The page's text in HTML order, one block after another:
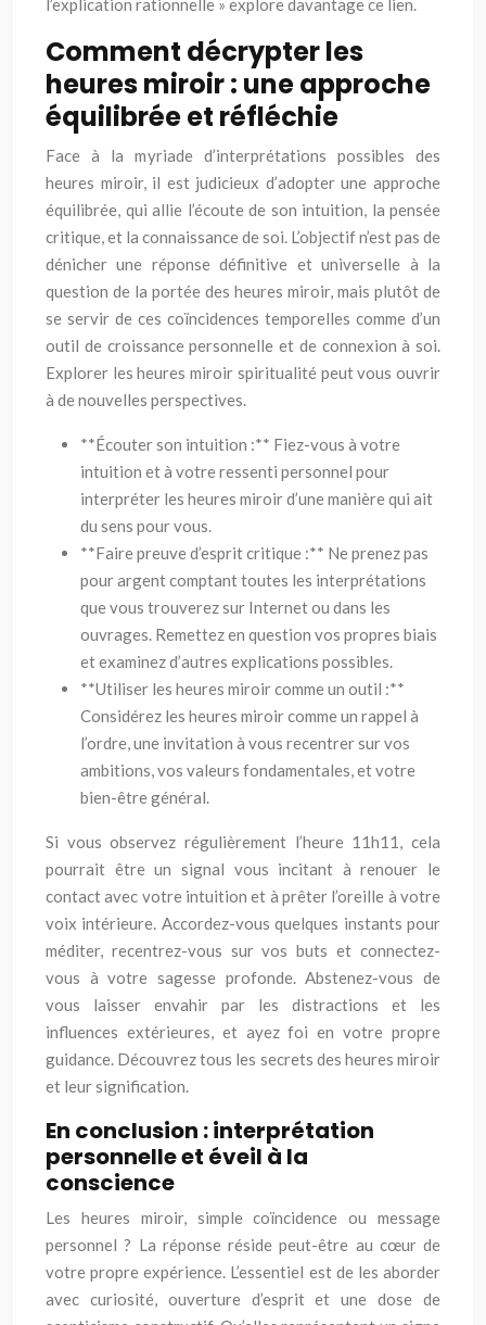
l’explication rationnelle » explore davantage ce lien.
Comment décrypter les
heures miroir : une approche
équilibrée et réfléchie
Face à la myriade d’interprétations possibles des
heures miroir, il est judicieux d’adopter une approche
équilibrée, qui allie l’écoute de son intuition, la pensée
critique, et la connaissance de soi. L’objectif n’est pas de
dénicher une réponse définitive et universelle à la
question de la portée des heures miroir, mais plutôt de
se servir de ces coïncidences temporelles comme d’un
outil de croissance personnelle et de connexion à soi.
Explorer les heures miroir spiritualité peut vous ouvrir
à de nouvelles perspectives.
**Écouter son intuition :** Fiez-vous à votre
intuition et à votre ressenti personnel pour
interpréter les heures miroir d’une manière qui ait
du sens pour vous.
**Faire preuve d’esprit critique :** Ne prenez pas
pour argent comptant toutes les interprétations
que vous trouverez sur Internet ou dans les
ouvrages. Remettez en question vos propres biais
et examinez d’autres explications possibles.
**Utiliser les heures miroir comme un outil :**
Considérez les heures miroir comme un rappel à
l’ordre, une invitation à vous recentrer sur vos
ambitions, vos valeurs fondamentales, et votre
bien-être général.
Si vous observez régulièrement l’heure 11h11, cela
pourrait être un signal vous incitant à renouer le
contact avec votre intuition et à prêter l’oreille à votre
voix intérieure. Accordez-vous quelques instants pour
méditer, recentrez-vous sur vos buts et connectez-
vous à votre sagesse profonde. Abstenez-vous de
vous laisser envahir par les distractions et les
influences extérieures, et ayez foi en votre propre
guidance. Découvrez tous les secrets des heures miroir
et leur signification.
En conclusion : interprétation
personnelle et éveil à la
conscience
Les heures miroir, simple coïncidence ou message
personnel ? La réponse réside peut-être au cœur de
votre propre expérience. L’essentiel est de les aborder
avec curiosité, ouverture d’esprit et une dose de